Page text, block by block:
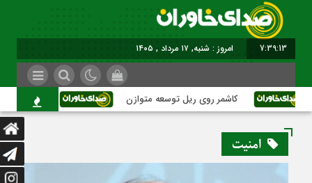
7:39:14 برابر با : Saturday - 8 August - 2026
کاشمر روی ریل توسعه متوازن کاشمر؛ عبور از
امنیت